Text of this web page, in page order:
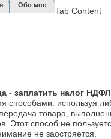
Обо мне
Tab Content
- заплатить налог НДФЛ
способами: используя
товара,
Этот способ не
не заостряется.